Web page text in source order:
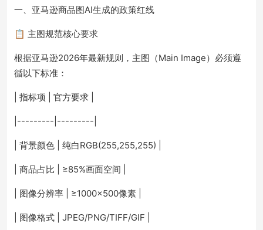
一、亚马逊商品图AI生成的政策红线
📋 主图规范核心要求
根据亚马逊2026年最新规则，主图（Main Image）必须遵
循以下标准：
| 指标项 | 官方要求 |
|---------|---------|
| 背景颜色 | 纯白RGB(255,255,255) |
| 商品占比 | ≥85%画面空间 |
| 图像分辨率 | ≥1000×500像素 |
| 图像格式 | JPEG/PNG/TIFF/GIF |